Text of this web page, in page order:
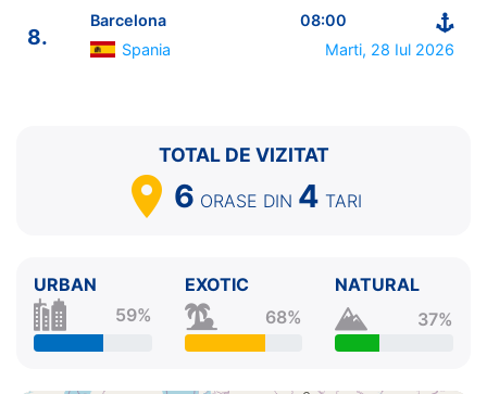
6.
Livorno Italia
7. Marsilia Franta
8.
Barcelona
08:00
Spania
Marti, 28 Iul 2026
TOTAL DE VIZITAT
6 ORASE DIN 4 TARI
URBAN
59%
EXOTIC
68%
NATURAL
37%